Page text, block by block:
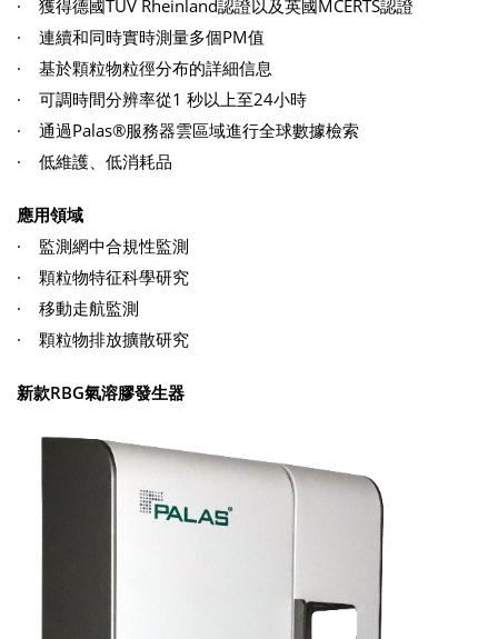
· 獲得德國TÜV Rheinland認證以及英國MCERTS認證
· 連續和同時實時測量多個PM值
· 基於顆粒物粒徑分布的詳細信息
· 可調時間分辨率從1 秒以上至24小時
· 通過Palas®服務器雲區域進行全球數據檢索
· 低維護、低消耗品
應用領域
· 監測網中合規性監測
· 顆粒物特征科學研究
· 移動走航監測
· 顆粒物排放擴散研究
新款RBG氣溶膠發生器